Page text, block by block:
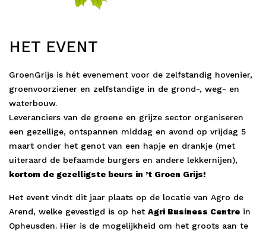
HET EVENT
GroenGrijs is hét evenement voor de zelfstandig hovenier,
groenvoorziener en zelfstandige in de grond-, weg- en
waterbouw.
Leveranciers van de groene en grijze sector organiseren
een gezellige, ontspannen middag en avond op vrijdag 5
maart onder het genot van een hapje en drankje (met
uiteraard de befaamde burgers en andere lekkernijen),
kortom de gezelligste beurs in ’t Groen Grijs!
Het event vindt dit jaar plaats op de locatie van Agro de
Arend, welke gevestigd is op het Agri Business Centre in
Opheusden. Hier is de mogelijkheid om het groots aan te